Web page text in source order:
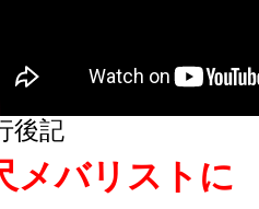
後記
メバリストに